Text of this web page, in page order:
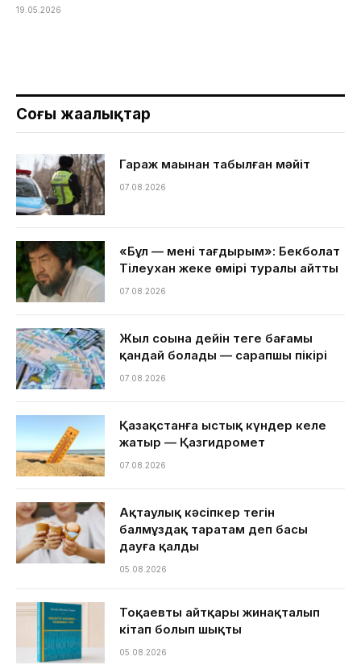
19.05.2026
Соңғы жаңалықтар
Гараж маңынан табылған мәйіт
07.08.2026
«Бұл — менің тағдырым»: Бекболат
Тілеухан жеке өмірі туралы айтты
07.08.2026
Жыл соңына дейін теңге бағамы
қандай болады — сарапшы пікірі
07.08.2026
Қазақстанға ыстық күндер келе
жатыр — Қазгидромет
07.08.2026
Ақтаулық кәсіпкер тегін
балмұздақ таратам деп басы
дауға қалды
05.08.2026
Тоқаевтың айтқары жинақталып
кітап болып шықты
05.08.2026